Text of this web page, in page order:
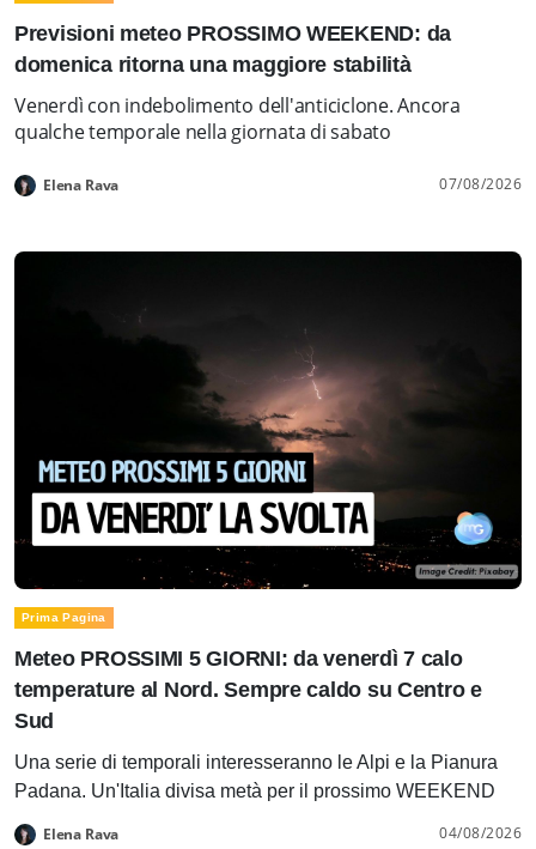
Previsioni meteo PROSSIMO WEEKEND: da
domenica ritorna una maggiore stabilità
Venerdì con indebolimento dell'anticiclone. Ancora
qualche temporale nella giornata di sabato
Elena Rava 07/08/2026
Prima Pagina
Meteo PROSSIMI 5 GIORNI: da venerdì 7 calo
temperature al Nord. Sempre caldo su Centro e
Sud
Una serie di temporali interesseranno le Alpi e la Pianura
Padana. Un'Italia divisa metà per il prossimo WEEKEND
Elena Rava 04/08/2026